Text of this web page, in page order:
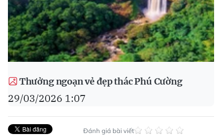
Thưởng ngoạn vẻ đẹp thác Phú Cường
29/03/2026 1:07
Đánh giá bài viết